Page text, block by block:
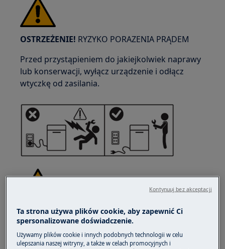
OSTRZEŻENIE! RYZYKO PORAZENIA PRĄDEM
Przed przystąpieniem do jakiejkolwiek naprawy
lub konserwacji, wyłącz urządzenie i odłącz
wtyczkę od zasilania.
OSTRZEŻENIE!RYZYKO URAZU
Ta strona używa plików cookie, aby zapewnić Ci
spersonalizowane doświadczenie.
Używamy plików cookie i innych podobnych technologii w celu
ulepszania naszej witryny, a także w celach promocyjnych i
Kontynuuj bez akceptacji